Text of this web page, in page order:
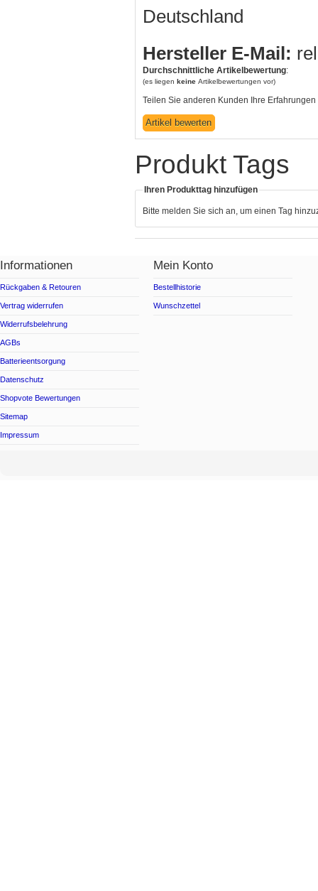
Deutschland
Hersteller E-Mail:
Durchschnittliche Artikelbewertung:
(es liegen keine Artikelbewertungen vor)
Teilen Sie anderen Kunden Ihre Erfahrungen
Produkt Tags
Ihren Produkttag hinzufügen
Bitte melden Sie sich an, um einen Tag
Informationen
Rückgaben & Retouren
Vertrag widerrufen
Widerrufsbelehrung
AGBs
Batterieentsorgung
Datenschutz
Shopvote Bewertungen
Sitemap
Impressum
Mein Konto
Bestellhistorie
Wunschzettel